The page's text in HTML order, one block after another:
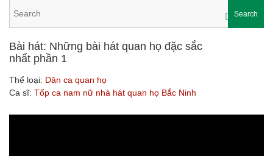
Search
Bài hát: Những bài hát quan họ đặc sắc
nhất phần 1
Thể loại: Dân ca quan họ
Ca sĩ: Tốp ca nam nữ nhà hát quan họ Bắc Ninh